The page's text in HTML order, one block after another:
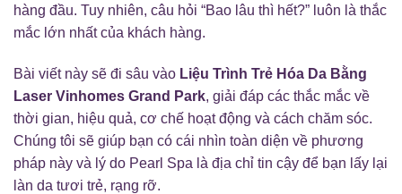
hàng đầu. Tuy nhiên, câu hỏi “Bao lâu thì hết?” luôn là thắc
mắc lớn nhất của khách hàng.
Bài viết này sẽ đi sâu vào Liệu Trình Trẻ Hóa Da Bằng
Laser Vinhomes Grand Park, giải đáp các thắc mắc về
thời gian, hiệu quả, cơ chế hoạt động và cách chăm sóc.
Chúng tôi sẽ giúp bạn có cái nhìn toàn diện về phương
pháp này và lý do Pearl Spa là địa chỉ tin cậy để bạn lấy lại
làn da tươi trẻ, rạng rỡ.